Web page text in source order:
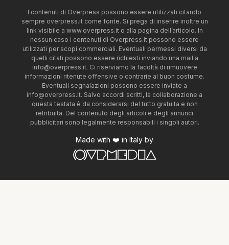
I contenuti di Overpress possono essere utilizzati citando
sempre overpress.it come fonte. Si prega di inserire inoltre un
link visibile a www.overpress.it o alla pagina dell’articolo. In
nessun caso i contenuti di Overpress.it possono essere
utilizzati per scopi commerciali. Eventuali permessi diversi da
quelli citati possono essere richiesti inviando una mail a
info@overpress.it. Ci riserviamo la facoltà di rimuovere
informazioni ritenute offensive o contrarie al buon costume.
Eventuali segnalazioni possono essere inviate a
info@overpress.it. Salvo accordi scritti, la collaborazione a
questa testata è da considerarsi del tutto gratuita e non
retribuita. Del contenuto degli articoli e degli annunci
pubblicitari sono legalmente responsabili i singoli autori.
Made with ❤️ in Italy by